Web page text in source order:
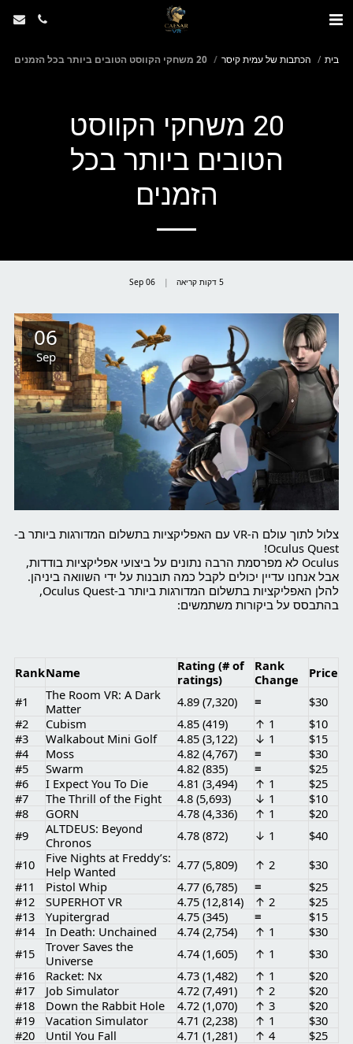
בית הכתבות של עמית קיסר 20 משחקי הקווסט הטובים ביותר בכל הזמנים
20 משחקי הקווסט
הטובים ביותר בכל
הזמנים
5 דקות קריאה 06
Sep
06
Sep
צלול לתוך עולם ה-VR עם האפליקציות בתשלום המדורגות ביותר ב-
Oculus Quest!
Oculus לא מפרסמת הרבה נתונים על ביצועי אפליקציות בודדות,
אבל אנחנו עדיין יכולים לקבל כמה תובנות על ידי השוואה ביניהן.
להלן האפליקציות בתשלום המדורגות ביותר ב-Oculus Quest,
בהתבסס על ביקורות משתמשים:
RankName
Rating (# of
ratings)
Rank
Change
Price
#1
The Room VR: A Dark
Matter
4.89 (7,320) ≡
$30
#2
Cubism 4.85 (419) ↑ 1
$10
#3
Walkabout Mini Golf 4.85 (3,122) ↓ 1
$15
#4
Moss 4.82 (4,767) ≡
$30
#5
Swarm 4.82 (835) ≡
$25
#6
I Expect You To Die 4.81 (3,494) ↑ 1
$25
#7
The Thrill of the Fight 4.8 (5,693) ↓ 1
$10
#8
GORN 4.78 (4,336) ↑ 1
$20
#9
ALTDEUS: Beyond
Chronos
4.78 (872) ↓ 1
$40
#10
Five Nights at Freddy’s:
Help Wanted
4.77 (5,809) ↑ 2
$30
#11
Pistol Whip 4.77 (6,785) ≡
$25
#12
SUPERHOT VR 4.75 (12,814) ↑ 2
$25
#13
Yupitergrad 4.75 (345) ≡
$15
#14
In Death: Unchained 4.74 (2,754) ↑ 1
$30
#15
Trover Saves the
Universe
4.74 (1,605) ↑ 1
$30
#16
Racket: Nx 4.73 (1,482) ↑ 1
$20
#17
Job Simulator 4.72 (7,491) ↑ 2
$20
#18
Down the Rabbit Hole 4.72 (1,070) ↑ 3
$20
#19
Vacation Simulator 4.71 (2,238) ↑ 1
$30
#20
Until You Fall 4.71 (1,281) ↑ 4 $25